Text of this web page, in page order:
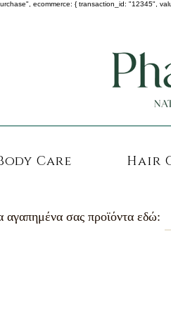
ecommerce: { transaction_id: "12345",
Care Hair
αγαπημένα σας προϊόντα εδώ: